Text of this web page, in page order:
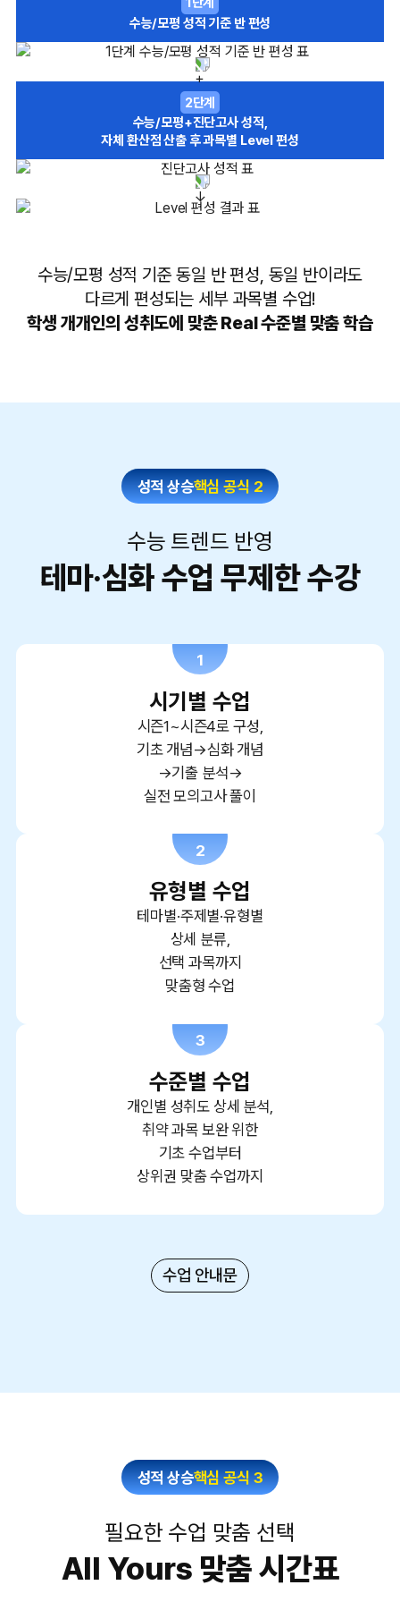
수능/모평 성적 기준 반 편성
2단계
수능/모평+진단고사 성적,
자체 환산점 산출 후 과목별 Level 편성
수능/모평 성적 기준 동일 반 편성, 동일 반이라도
다르게 편성되는 세부 과목별 수업!
학생 개개인의 성취도에 맞춘 Real 수준별 맞춤 학습
성적 상승핵심 공식 2
수능 트렌드 반영
테마·심화 수업 무제한 수강
1
시기별 수업
시즌1~시즌4로 구성,
기초 개념→심화 개념
→기출 분석→
실전 모의고사 풀이
2
유형별 수업
테마별·주제별·유형별
상세 분류,
선택 과목까지
맞춤형 수업
3
수준별 수업
개인별 성취도 상세 분석,
취약 과목 보완 위한
기초 수업부터
상위권 맞춤 수업까지
수업 안내문
성적 상승핵심 공식 3
필요한 수업 맞춤 선택
All Yours 맞춤 시간표